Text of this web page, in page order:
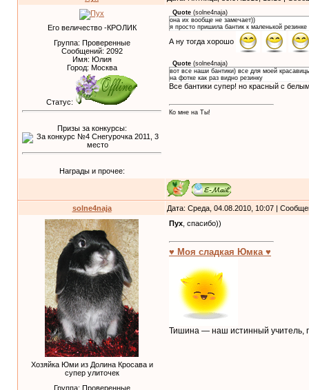
Его величество -КРОЛИК
Группа: Проверенные
Сообщений: 2092
Имя: Юлия
Город: Москва
Статус:
Призы за конкурсы:
Награды и прочее:
Quote (solne4naja)
она их вообще не замечает))
я просто пришила бантик к маленькой
А ну тогда хорошо
Quote (solne4naja)
вот все наши бантики) все для моей
на фотке как раз видно резинку
Все бантики супер! но красный с
Ко мне на Ты!
solne4naja Дата: Среда, 04.08.2010, 10:07 |
Хозяйка Юми из Долина Кросава и
супер улиточек
Группа: Проверенные
Пух , спасибо))
♥ Моя сладкая Юмка ♥
Тишина — наш истинный учитель,